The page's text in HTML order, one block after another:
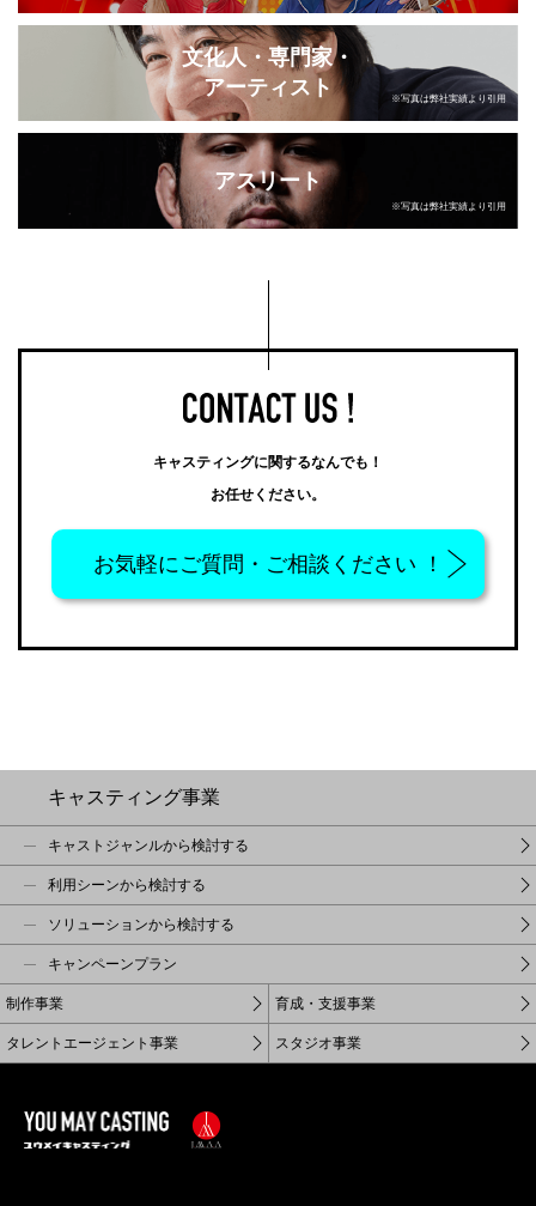
文化人・専門家・
アーティスト
※写真は弊社実績より引用
アスリート
※写真は弊社実績より引用
キャスティングに関するなんでも！
お任せください。
お気軽にご質問・ご相談ください ！
キャスティング事業
キャストジャンルから検討する
利用シーンから検討する
ソリューションから検討する
キャンペーンプラン
制作事業 育成・支援事業
タレントエージェント事業 スタジオ事業